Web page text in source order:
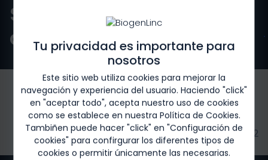
Tu privacidad es importante para
nosotros
Este sitio web utiliza cookies para mejorar la
navegación y experiencia del usuario. Haciendo "click"
en "aceptar todo", acepta nuestro uso de cookies
como se establece en nuestra Política de Cookies.
Tambiñen puede hacer "click" en "Configuración de
cookies" para confirgurar los diferentes tipos de
cookies o permitir únicamente las necesarias.
Servicios
de Apoyo Diagnóstico
Biogen-166659 Mayo 2022